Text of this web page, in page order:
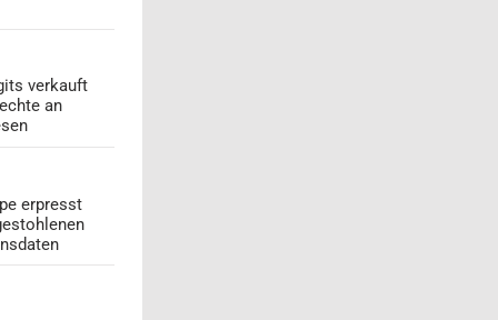
verkauft
an
erpresst